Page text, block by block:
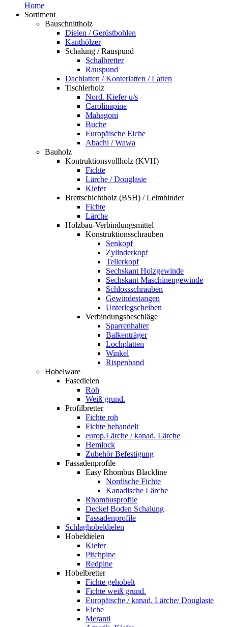
Home
Sortiment
Bauschnittholz
Dielen / Gerüstbohlen
Kanthölzer
Schalung / Rauspund
Schalbretter
Rauspund
Dachlatten / Konterlatten / Latten
Tischlerholz
Nord. Kiefer u/s
Carolinapine
Mahagoni
Buche
Europäische Eiche
Abachi / Wawa
Bauholz
Kontruktionsvollholz (KVH)
Fichte
Lärche / Douglasie
Kiefer
Brettschichtholz (BSH) / Leimbinder
Fichte
Lärche
Holzbau-Verbindungsmittel
Konstruktionsschrauben
Senkopf
Zylinderkopf
Tellerkopf
Sechskant Holzgewinde
Sechskant Maschinengewinde
Schlossschrauben
Gewindestangen
Unterlegscheiben
Verbindungsbeschläge
Sparrenhalter
Balkenträger
Lochplatten
Winkel
Rispenband
Hobelware
Fasedielen
Roh
Weiß grund.
Profilbretter
Fichte roh
Fichte behandelt
europ.Lärche / kanad. Lärche
Hemlock
Zubehör Befestigung
Fassadenprofile
Easy Rhombus Blackline
Nordische Fichte
Kanadische Lärche
Rhombusprofile
Deckel Boden Schalung
Fassadenprofile
Schlaghobeldielen
Hobeldielen
Kiefer
Pitchpine
Redpine
Hobelbretter
Fichte gehobelt
Fichte weiß grund.
Europäische / kanad. Lärche/ Douglasie
Eiche
Meranti